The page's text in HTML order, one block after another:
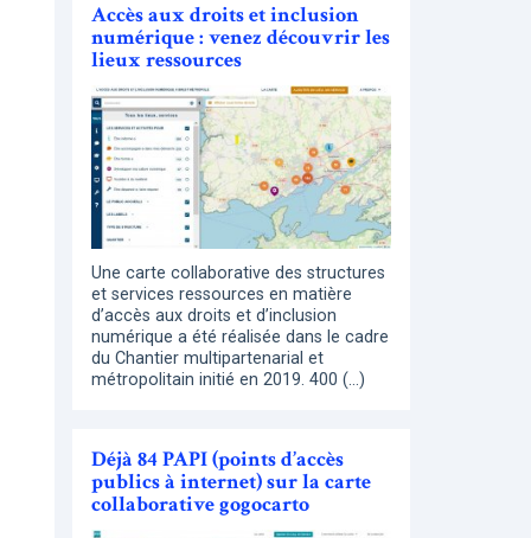
Accès aux droits et inclusion
numérique : venez découvrir les
lieux ressources
Une carte collaborative des structures
et services ressources en matière
d’accès aux droits et d’inclusion
numérique a été réalisée dans le cadre
du Chantier multipartenarial et
métropolitain initié en 2019. 400 (…)
Déjà 84 PAPI (points d’accès
publics à internet) sur la carte
collaborative gogocarto